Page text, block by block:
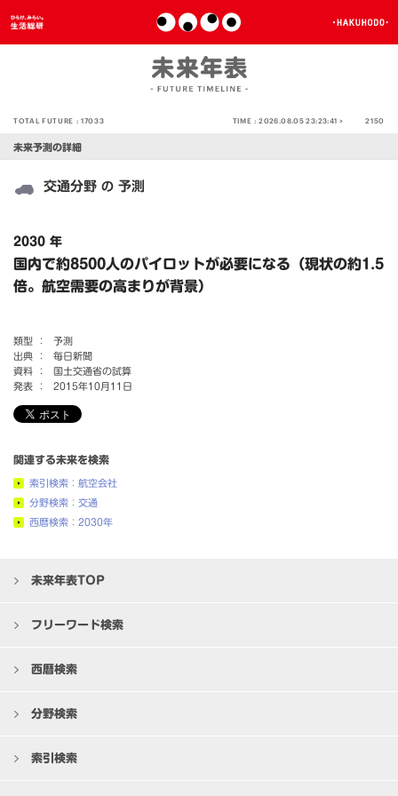
TOTAL FUTURE :17033 TIME :2026.08.05 23:23:41 > 2150
未来予測の詳細
交通分野 の 予測
2030 年
国内で約8500人のパイロットが必要になる（現状の約1.5
倍。航空需要の高まりが背景）
類型 ：
予測
出典 ：
毎日新聞
資料 ：
国土交通省の試算
発表 ：
2015年10月11日
関連する未来を検索
索引検索：航空会社
分野検索：交通
西暦検索：2030年
未来年表TOP
フリーワード検索
西暦検索
分野検索
索引検索